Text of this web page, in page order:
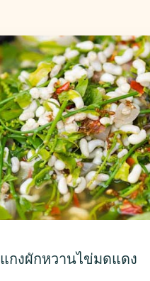
แกงผักหวานไข่มดแดง